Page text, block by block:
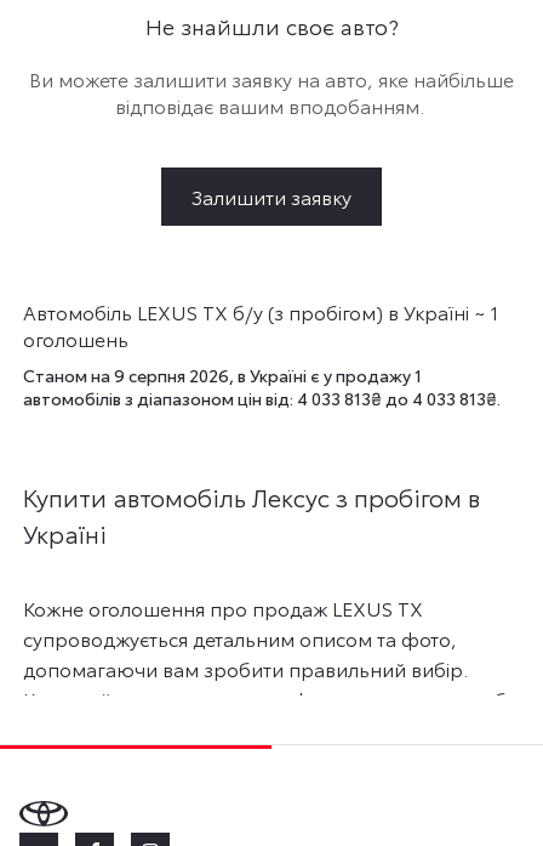
Не знайшли своє авто?
Ви можете залишити заявку на авто, яке найбільше
відповідає вашим вподобанням.
Залишити заявку
Автомобіль LEXUS TX б/у (з пробігом) в Україні ~ 1
оголошень
Станом на 9 серпня 2026, в Україні є у продажу 1
автомобілів з діапазоном цін від: 4 033 813₴ до 4 033 813₴.
Купити автомобіль Лексус з пробігом в
Україні
Кожне оголошення про продаж LEXUS TX
супроводжується детальним описом та фото,
допомагаючи вам зробити правильний вибір.
Користуйтесь розширеною формою пошуку, щоб